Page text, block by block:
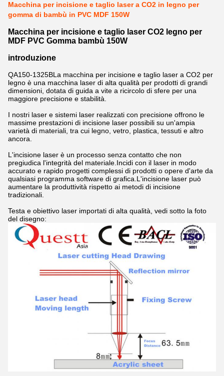
Macchina per incisione e taglio laser a CO2 in legno per
gomma di bambù in PVC MDF 150W
Macchina per incisione e taglio laser CO2 legno per
MDF PVC Gomma bambù 150W
introduzione
QA150-1325BLa macchina per incisione e taglio laser a CO2 per
legno è una macchina laser di alta qualità per prodotti di grandi
dimensioni, dotata di guida a vite a ricircolo di sfere per una
maggiore precisione e stabilità.
I nostri laser e sistemi laser realizzati con precisione offrono le
massime prestazioni di incisione laser possibili su un'ampia
varietà di materiali, tra cui legno, vetro, plastica, tessuti e altro
ancora.
L'incisione laser è un processo senza contatto che non
pregiudica l'integrità del materiale.Incidi con il laser in modo
accurato e rapido progetti complessi di prodotti o opere d'arte da
qualsiasi programma software di grafica.L'incisione laser può
aumentare la produttività rispetto ai metodi di incisione
tradizionali.
Testa e obiettivo laser importati di alta qualità, vedi sotto la foto
del disegno: